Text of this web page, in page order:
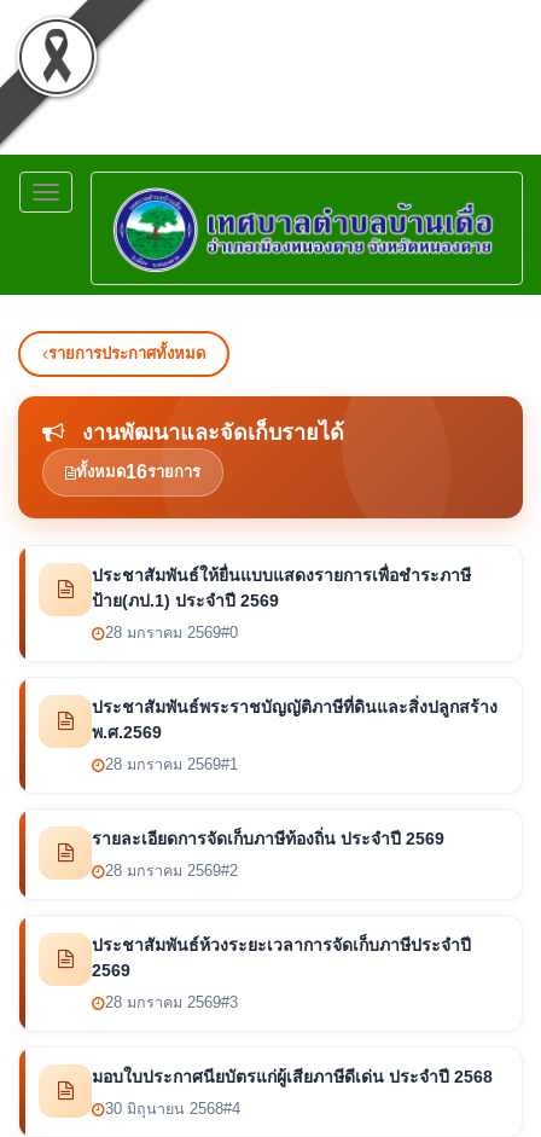
Toggle
navigation
รายการประกาศทั้งหมด
งานพัฒนาและจัดเก็บรายได้
ทั้งหมด16รายการ
ประชาสัมพันธ์ให้ยื่นแบบแสดงรายการเพื่อชำระภาษี
ป้าย(ภป.1) ประจำปี 2569
28 มกราคม 2569#0
ประชาสัมพันธ์พระราชบัญญัติภาษีที่ดินและสิ่งปลูกสร้าง
พ.ศ.2569
28 มกราคม 2569#1
รายละเอียดการจัดเก็บภาษีท้องถิ่น ประจำปี 2569
28 มกราคม 2569#2
ประชาสัมพันธ์ห้วงระยะเวลาการจัดเก็บภาษีประจำปี
2569
28 มกราคม 2569#3
มอบใบประกาศนียบัตรแก่ผู้เสียภาษีดีเด่น ประจำปี 2568
30 มิถุนายน 2568#4